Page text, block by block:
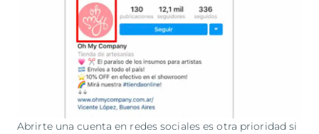
Abrirte una cuenta en redes sociales es otra prioridad si